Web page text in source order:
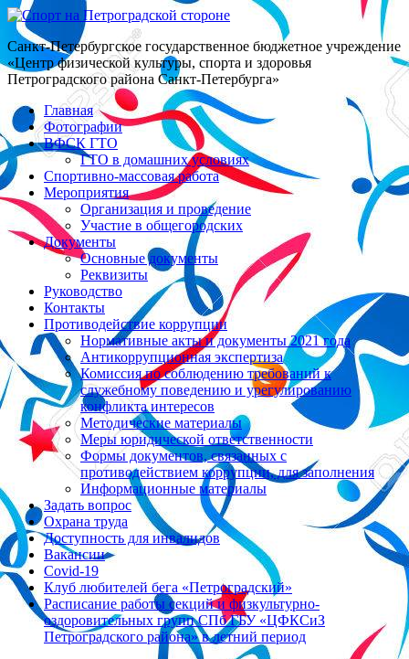
Санкт-Петербургское государственное бюджетное учреждение
«Центр физической культуры, спорта и здоровья
Петроградского района Санкт-Петербурга»
Главная
Фотографии
ВФСК ГТО
ГТО в домашних условиях
Спортивно-массовая работа
Мероприятия
Организация и проведение
Участие в общегородских
Документы
Основные документы
Реквизиты
Руководство
Контакты
Противодействие коррупции
Нормативные акты и документы 2021 года
Антикоррупционная экспертиза
Комиссия по соблюдению требований к
служебному поведению и урегулированию
конфликта интересов
Методические материалы
Меры юридической ответственности
Формы документов, связанных с
противодействием коррупции, для заполнения
Информационные материалы
Задать вопрос
Охрана труда
Доступность для инвалидов
Вакансии
Covid-19
Клуб любителей бега «Петроградский»
Расписание работы секций и физкультурно-
оздоровительных групп СПб ГБУ «ЦФКСиЗ
Петроградского района» в летний период